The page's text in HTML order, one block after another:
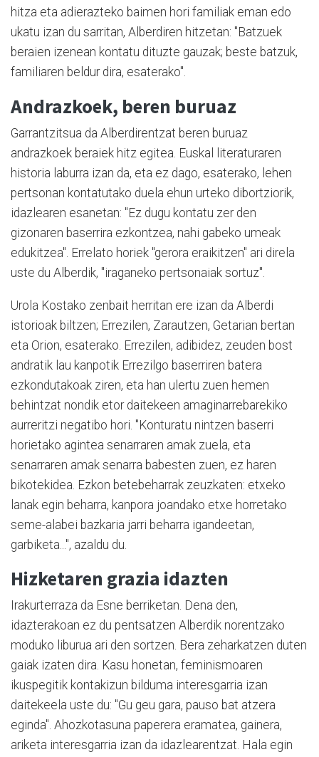
hitza eta adierazteko baimen hori familiak eman edo
ukatu izan du sarritan, Alberdiren hitzetan: "Batzuek
beraien izenean kontatu dituzte gauzak; beste batzuk,
familiaren beldur dira, esaterako".
Andrazkoek, beren buruaz
Garrantzitsua da Alberdirentzat beren buruaz
andrazkoek beraiek hitz egitea. Euskal literaturaren
historia laburra izan da, eta ez dago, esaterako, lehen
pertsonan kontatutako duela ehun urteko dibortziorik,
idazlearen esanetan: "Ez dugu kontatu zer den
gizonaren baserrira ezkontzea, nahi gabeko umeak
edukitzea". Errelato horiek "gerora eraikitzen" ari direla
uste du Alberdik, "iraganeko pertsonaiak sortuz".
Urola Kostako zenbait herritan ere izan da Alberdi
istorioak biltzen; Errezilen, Zarautzen, Getarian bertan
eta Orion, esaterako. Errezilen, adibidez, zeuden bost
andratik lau kanpotik Errezilgo baserriren batera
ezkondutakoak ziren, eta han ulertu zuen hemen
behintzat nondik etor daitekeen amaginarrebarekiko
aurreritzi negatibo hori. "Konturatu nintzen baserri
horietako agintea senarraren amak zuela, eta
senarraren amak senarra babesten zuen, ez haren
bikotekidea. Ezkon betebeharrak zeuzkaten: etxeko
lanak egin beharra, kanpora joandako etxe horretako
seme-alabei bazkaria jarri beharra igandeetan,
garbiketa...", azaldu du.
Hizketaren grazia idazten
Irakurterraza da Esne berriketan. Dena den,
idazterakoan ez du pentsatzen Alberdik norentzako
moduko liburua ari den sortzen. Bera zeharkatzen duten
gaiak izaten dira. Kasu honetan, feminismoaren
ikuspegitik kontakizun bilduma interesgarria izan
daitekeela uste du: "Gu geu gara, pauso bat atzera
eginda". Ahozkotasuna paperera eramatea, gainera,
ariketa interesgarria izan da idazlearentzat. Hala egin